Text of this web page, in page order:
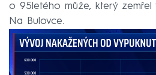
o 95letého může, který zemřel
Na Bulovce.